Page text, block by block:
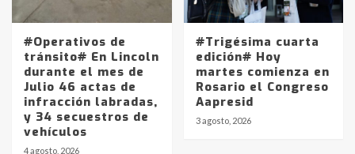
#Operativos de
tránsito# En Lincoln
durante el mes de
Julio 46 actas de
infracción labradas,
y 34 secuestros de
vehículos
4 agosto, 2026
#Trigésima cuarta
edición# Hoy
martes comienza en
Rosario el Congreso
Aapresid
3 agosto, 2026
5
Los precios de los combustibles en
La Pampa, desde YPF hasta Axion
entre 857 a 1338 pesos
6
La Bolsa de Cereales de Bahía
Blanca anticipa que Agosto vendrá
con lluvias y heladas, en gran parte